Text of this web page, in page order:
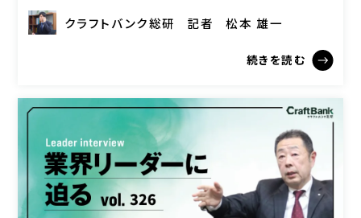
クラフトバンク総研 記者 松本 雄一
続きを読む